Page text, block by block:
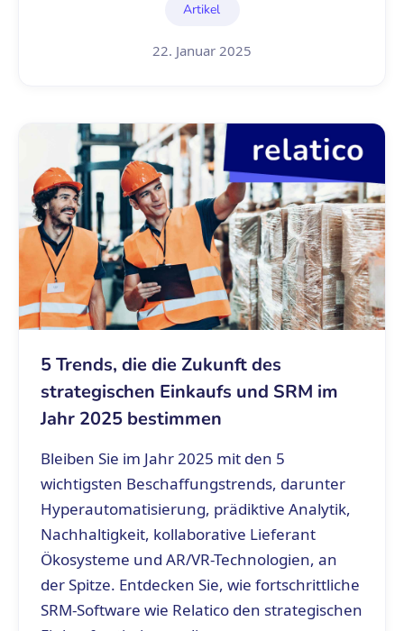
Artikel
22. Januar 2025
5 Trends, die die Zukunft des
strategischen Einkaufs und SRM im
Jahr 2025 bestimmen
Bleiben Sie im Jahr 2025 mit den 5
wichtigsten Beschaffungstrends, darunter
Hyperautomatisierung, prädiktive Analytik,
Nachhaltigkeit, kollaborative Lieferant
Ökosysteme und AR/VR-Technologien, an
der Spitze. Entdecken Sie, wie fortschrittliche
SRM-Software wie Relatico den strategischen